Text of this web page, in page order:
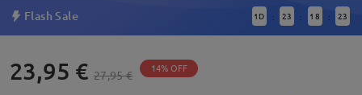
Flash Sale 1 D : 23 : 18 : 23
23,95 € 27,95 € 14% OFF